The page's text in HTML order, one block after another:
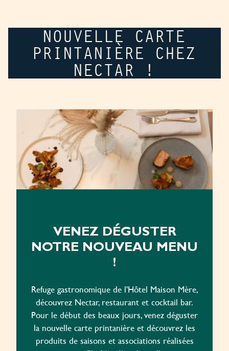
NOUVELLE CARTE
PRINTANIÈRE CHEZ
NECTAR !
VENEZ DÉGUSTER
NOTRE NOUVEAU MENU
!
Refuge gastronomique de l'Hôtel Maison Mère,
découvrez Nectar, restaurant et cocktail bar.
Pour le début des beaux jours, venez déguster
la nouvelle carte printanière et découvrez les
produits de saisons et associations réalisées